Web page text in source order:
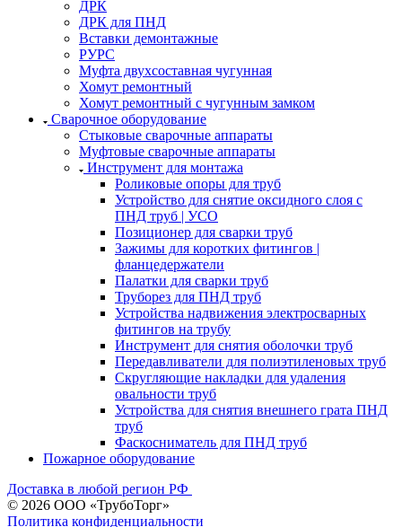
ДРК
ДРК для ПНД
Вставки демонтажные
РУРС
Муфта двухсоставная чугунная
Хомут ремонтный
Хомут ремонтный с чугунным замком
Сварочное оборудование
Стыковые сварочные аппараты
Муфтовые сварочные аппараты
Инструмент для монтажа
Роликовые опоры для труб
Устройство для снятие оксидного слоя с
ПНД труб | УСО
Позиционер для сварки труб
Зажимы для коротких фитингов |
фланцедержатели
Палатки для сварки труб
Труборез для ПНД труб
Устройства надвижения электросварных
фитингов на трубу
Инструмент для снятия оболочки труб
Передавливатели для полиэтиленовых труб
Скругляющие накладки для удаления
овальности труб
Устройства для снятия внешнего грата ПНД
труб
Фаскосниматель для ПНД труб
Пожарное оборудование
Доставка в любой регион РФ
© 2026 ООО «ТрубоТорг»
Политика конфиденциальности